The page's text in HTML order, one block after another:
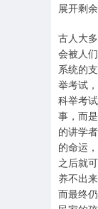
展开剩
古人大
会被人
系统的
举考试
科举考
事，而
的讲学
的命运
之后就
养不出
而最终